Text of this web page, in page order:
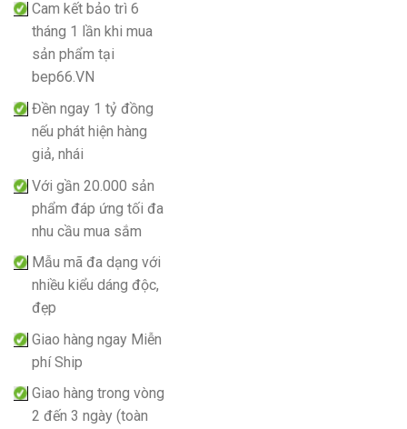
Cam kết bảo trì 6
tháng 1 lần khi mua
sản phẩm tại
bep66.VN
Đền ngay 1 tỷ đồng
nếu phát hiện hàng
giả, nhái
Với gần 20.000 sản
phẩm đáp ứng tối đa
nhu cầu mua sắm
Mẫu mã đa dạng với
nhiều kiểu dáng độc,
đẹp
Giao hàng ngay Miễn
phí Ship
Giao hàng trong vòng
2 đến 3 ngày (toàn